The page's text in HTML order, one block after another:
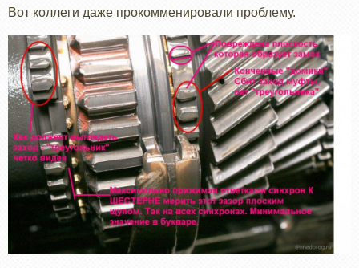
Вот коллеги даже прокомменировали проблему.